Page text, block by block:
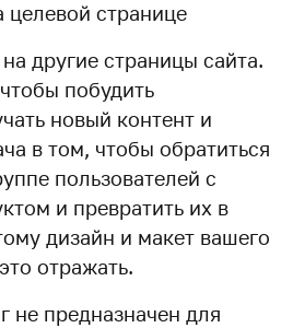
странице
другие страницы сайта.
побудить
новый контент и
в том, чтобы обратиться
пользователей с
и превратить их в
дизайн и макет вашего
отражать.
не предназначен для